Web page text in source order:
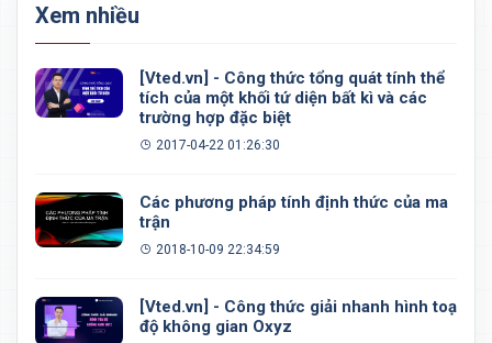
Xem nhiều
[Vted.vn] - Công thức tổng quát tính thể
tích của một khối tứ diện bất kì và các
trường hợp đặc biệt
2017-04-22 01:26:30
Các phương pháp tính định thức của ma
trận
2018-10-09 22:34:59
[Vted.vn] - Công thức giải nhanh hình toạ
độ không gian Oxyz